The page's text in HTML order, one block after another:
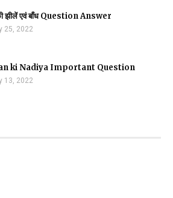
झीलें एवं बाँध Question Answer
25, 2022
ki Nadiya Important Question
13, 2022